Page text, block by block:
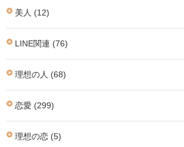
美人 (12)
LINE関連 (76)
理想の人 (68)
恋愛 (299)
理想の恋 (5)